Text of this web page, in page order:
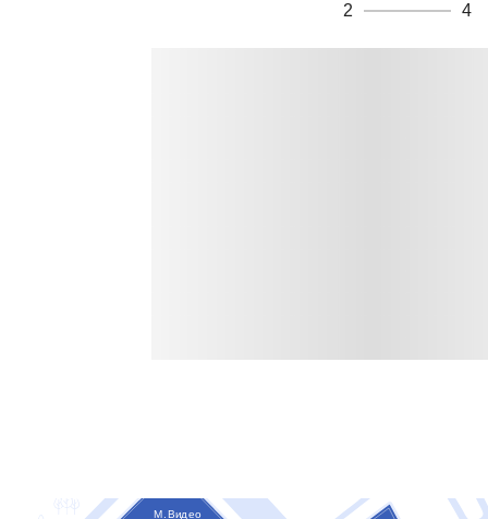
2 4
М.Видео